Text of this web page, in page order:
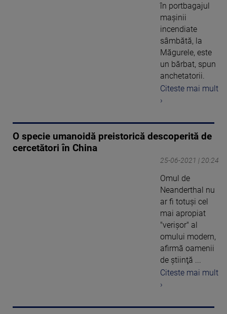
în portbagajul
mașinii
incendiate
sâmbătă, la
Măgurele, este
un bărbat, spun
anchetatorii.
Citeste mai mult
›
O specie umanoidă preistorică descoperită de
cercetători în China
25-06-2021 | 20:24
Omul de
Neanderthal nu
ar fi totuşi cel
mai apropiat
"verişor" al
omului modern,
afirmă oamenii
de ştiinţă ...
Citeste mai mult
›